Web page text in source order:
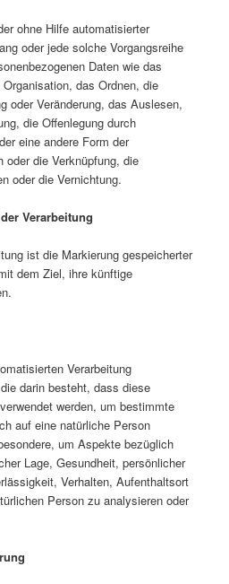
ohne Hilfe automatisierter
oder jede solche Vorgangsreihe
Daten wie das
das Ordnen, die
oder Veränderung, das Auslesen,
die Offenlegung durch
eine andere Form der
oder die Verknüpfung, die
oder die Vernichtung.
Verarbeitung
ist die Markierung gespeicherter
dem Ziel, ihre künftige
Verarbeitung
darin besteht, dass diese
werden, um bestimmte
auf eine natürliche Person
um Aspekte bezüglich
Lage, Gesundheit, persönlicher
Verhalten, Aufenthaltsort
Person zu analysieren oder